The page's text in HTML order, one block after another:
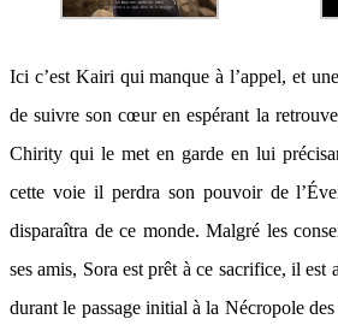
Ici c’est Kairi qui manque à l’appel, et
de suivre son cœur en espérant la
Chirity qui le met en garde en lui
cette voie il perdra son pouvoir de
disparaîtra de ce monde. Malgré les
ses amis, Sora est prêt à ce sacrifice, il est
durant le passage initial à la Nécropole